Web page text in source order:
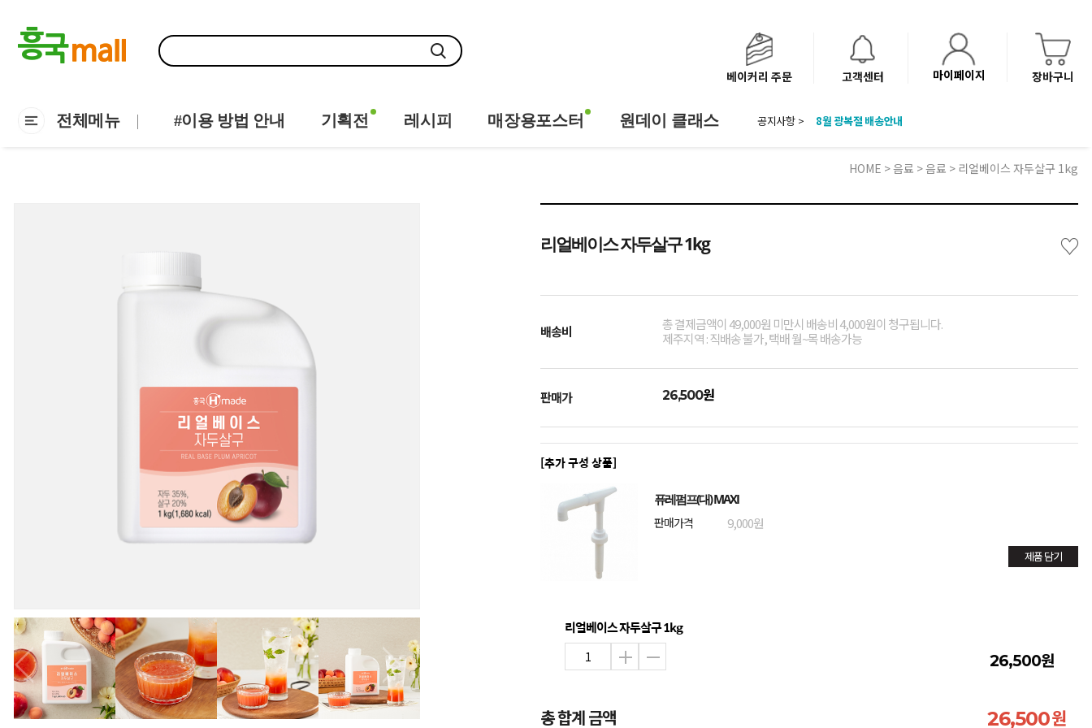
베이커리 주문 고객센터 마이페이지 장바구니
전체메뉴 #이용 방법 안내 기획전 레시피 매장용포스터 원데이 클래스 공지사항 >
8월 광복절 배송안내
HOME >음료 >음료 > 리얼베이스 자두살구 1kg
리얼베이스 자두살구 1kg ♡
배송비
총 결제금액이 49,000원 미만시 배송비 4,000원이 청구됩니다.
제주지역 : 직배송 불가, 택배 월~목 배송가능
판매가 26,500원
[추가 구성 상품]
퓨레펌프(대) MAXI
판매가격
9,000원
제품 담기
리얼베이스 자두살구 1kg
26,500원
총 합계 금액 26,500원